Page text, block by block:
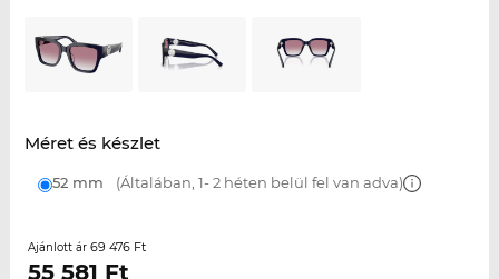
Méret és készlet
52 mm (Általában, 1- 2 héten belül fel van adva)
Ajánlott ár 69 476 Ft
55 581 Ft